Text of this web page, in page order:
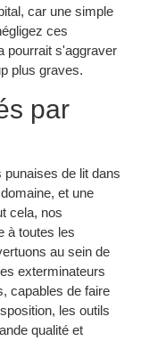
car une simple
ces
pourrait s'aggraver
plus graves.
par
punaises de lit dans
et une
cela, nos
à toutes les
au sein de
exterminateurs
capables de faire
les outils
qualité et